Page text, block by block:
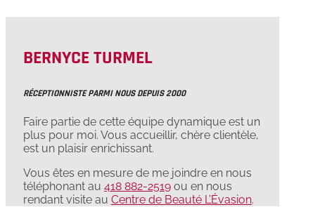
BERNYCE TURMEL
RÉCEPTIONNISTE PARMI NOUS DEPUIS 2000
Faire partie de cette équipe dynamique est un
plus pour moi. Vous accueillir, chère clientèle,
est un plaisir enrichissant.
Vous êtes en mesure de me joindre en nous
téléphonant au 418 882-2519 ou en nous
rendant visite au Centre de Beauté L’Évasion.